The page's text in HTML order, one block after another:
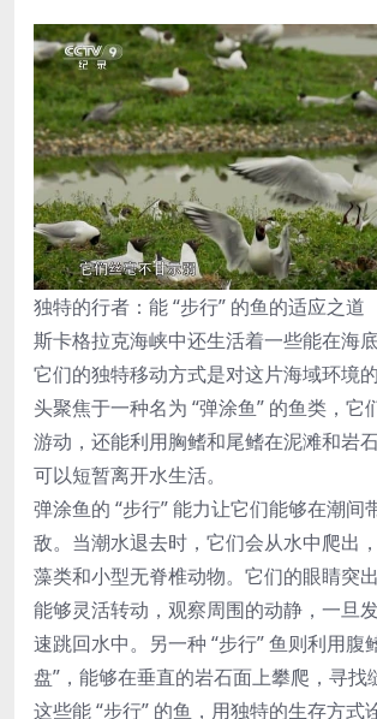
独特的行者：能 “步行” 的鱼的适应之道
斯卡格拉克海峡中还生活着一些能在海底
它们的独特移动方式是对这片海域环境
头聚焦于一种名为 “弹涂鱼” 的鱼类，它
游动，还能利用胸鳍和尾鳍在泥滩和岩
可以短暂离开水生活。
弹涂鱼的 “步行” 能力让它们能够在潮间
敌。当潮水退去时，它们会从水中爬出
藻类和小型无脊椎动物。它们的眼睛突
能够灵活转动，观察周围的动静，一旦
速跳回水中。另一种 “步行” 鱼则利用腹
盘”，能够在垂直的岩石面上攀爬，寻找
这些能 “步行” 的鱼，用独特的生存方式